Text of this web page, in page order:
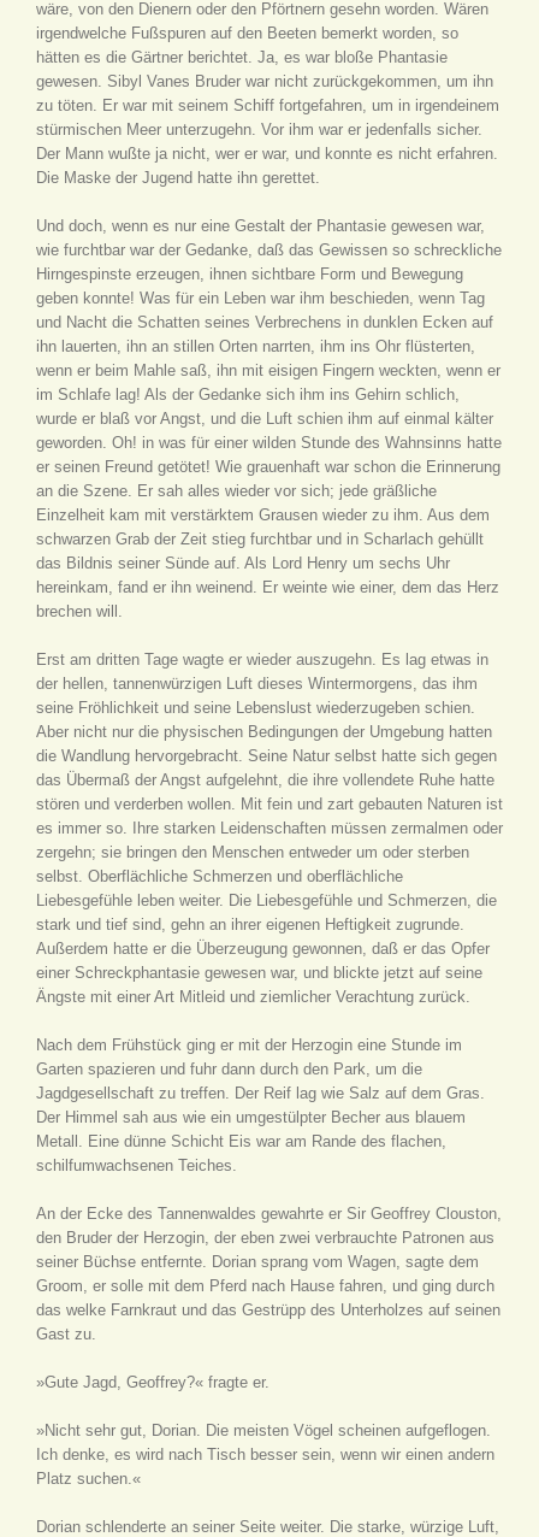
wäre, von den Dienern oder den Pförtnern gesehn worden. Wären
irgendwelche Fußspuren auf den Beeten bemerkt worden, so
hätten es die Gärtner berichtet. Ja, es war bloße Phantasie
gewesen. Sibyl Vanes Bruder war nicht zurückgekommen, um ihn
zu töten. Er war mit seinem Schiff fortgefahren, um in irgendeinem
stürmischen Meer unterzugehn. Vor ihm war er jedenfalls sicher.
Der Mann wußte ja nicht, wer er war, und konnte es nicht erfahren.
Die Maske der Jugend hatte ihn gerettet.
Und doch, wenn es nur eine Gestalt der Phantasie gewesen war,
wie furchtbar war der Gedanke, daß das Gewissen so schreckliche
Hirngespinste erzeugen, ihnen sichtbare Form und Bewegung
geben konnte! Was für ein Leben war ihm beschieden, wenn Tag
und Nacht die Schatten seines Verbrechens in dunklen Ecken auf
ihn lauerten, ihn an stillen Orten narrten, ihm ins Ohr flüsterten,
wenn er beim Mahle saß, ihn mit eisigen Fingern weckten, wenn er
im Schlafe lag! Als der Gedanke sich ihm ins Gehirn schlich,
wurde er blaß vor Angst, und die Luft schien ihm auf einmal kälter
geworden. Oh! in was für einer wilden Stunde des Wahnsinns hatte
er seinen Freund getötet! Wie grauenhaft war schon die Erinnerung
an die Szene. Er sah alles wieder vor sich; jede gräßliche
Einzelheit kam mit verstärktem Grausen wieder zu ihm. Aus dem
schwarzen Grab der Zeit stieg furchtbar und in Scharlach gehüllt
das Bildnis seiner Sünde auf. Als Lord Henry um sechs Uhr
hereinkam, fand er ihn weinend. Er weinte wie einer, dem das Herz
brechen will.
Erst am dritten Tage wagte er wieder auszugehn. Es lag etwas in
der hellen, tannenwürzigen Luft dieses Wintermorgens, das ihm
seine Fröhlichkeit und seine Lebenslust wiederzugeben schien.
Aber nicht nur die physischen Bedingungen der Umgebung hatten
die Wandlung hervorgebracht. Seine Natur selbst hatte sich gegen
das Übermaß der Angst aufgelehnt, die ihre vollendete Ruhe hatte
stören und verderben wollen. Mit fein und zart gebauten Naturen ist
es immer so. Ihre starken Leidenschaften müssen zermalmen oder
zergehn; sie bringen den Menschen entweder um oder sterben
selbst. Oberflächliche Schmerzen und oberflächliche
Liebesgefühle leben weiter. Die Liebesgefühle und Schmerzen, die
stark und tief sind, gehn an ihrer eigenen Heftigkeit zugrunde.
Außerdem hatte er die Überzeugung gewonnen, daß er das Opfer
einer Schreckphantasie gewesen war, und blickte jetzt auf seine
Ängste mit einer Art Mitleid und ziemlicher Verachtung zurück.
Nach dem Frühstück ging er mit der Herzogin eine Stunde im
Garten spazieren und fuhr dann durch den Park, um die
Jagdgesellschaft zu treffen. Der Reif lag wie Salz auf dem Gras.
Der Himmel sah aus wie ein umgestülpter Becher aus blauem
Metall. Eine dünne Schicht Eis war am Rande des flachen,
schilfumwachsenen Teiches.
An der Ecke des Tannenwaldes gewahrte er Sir Geoffrey Clouston,
den Bruder der Herzogin, der eben zwei verbrauchte Patronen aus
seiner Büchse entfernte. Dorian sprang vom Wagen, sagte dem
Groom, er solle mit dem Pferd nach Hause fahren, und ging durch
das welke Farnkraut und das Gestrüpp des Unterholzes auf seinen
Gast zu.
»Gute Jagd, Geoffrey?« fragte er.
»Nicht sehr gut, Dorian. Die meisten Vögel scheinen aufgeflogen.
Ich denke, es wird nach Tisch besser sein, wenn wir einen andern
Platz suchen.«
Dorian schlenderte an seiner Seite weiter. Die starke, würzige Luft,